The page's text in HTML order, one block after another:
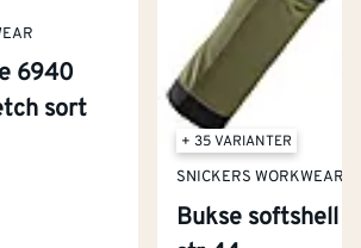
6940
sort
+ 35 VARIANTER
SNICKERS WORKWEAR
Bukse softshell